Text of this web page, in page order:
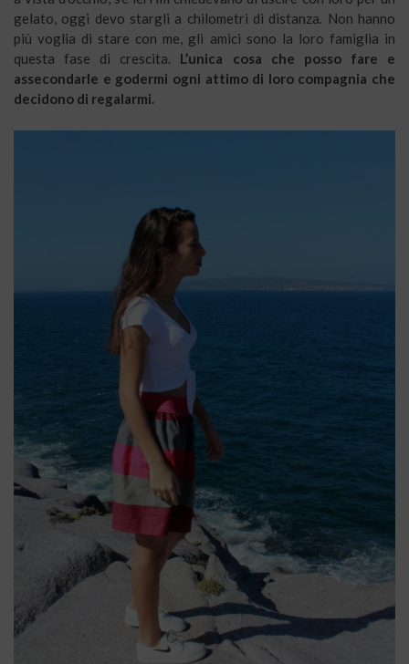
gelato, oggi devo stargli a chilometri di distanza. Non hanno
più voglia di stare con me, gli amici sono la loro famiglia in
questa fase di crescita. L’unica cosa che posso fare e
assecondarle e godermi ogni attimo di loro compagnia che
decidono di regalarmi.